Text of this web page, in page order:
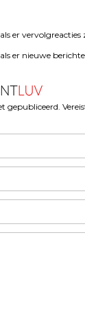
gepubliceerd.
er vervolgreacties
er nieuwe